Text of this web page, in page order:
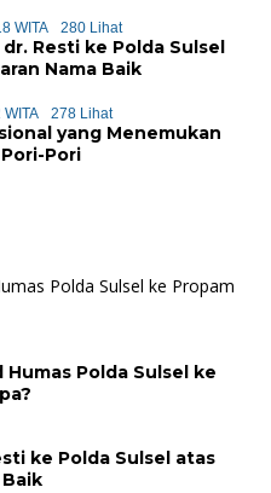
WITA 280 Lihat
Resti ke Polda Sulsel
Nama Baik
278 Lihat
yang Menemukan
Pori
Polda Sulsel ke
ke Polda Sulsel atas